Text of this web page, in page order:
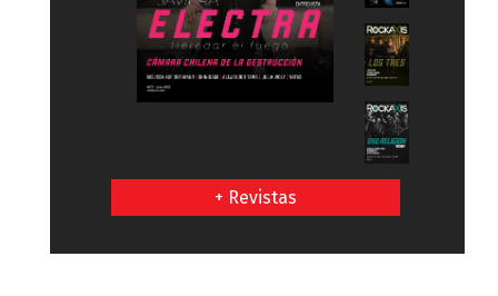
+ Revistas